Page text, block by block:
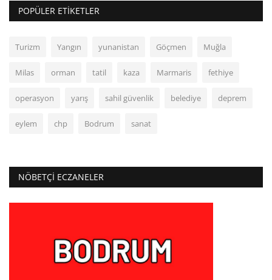
POPÜLER ETIKETLER
Turizm Yangın yunanistan Göçmen Muğla
Milas orman tatil kaza Marmaris fethiye
operasyon yarış sahil güvenlik belediye deprem
eylem chp Bodrum sanat
NÖBETÇI ECZANELER